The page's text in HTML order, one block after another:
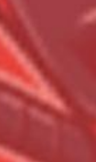
Всего позиций в корзине
Всего товара в корзине
Сумма к оплате (без